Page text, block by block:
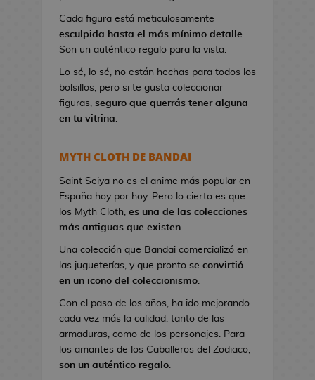
n
d
o
s
d
e
V
j
u
e
g
o
Cada figura está meticulosamente
esculpida hasta el más mínimo detalle.
Son un auténtico regalo para la vista.
Lo sé, lo sé, no están hechas para todos los
bolsillos, pero si te gusta coleccionar
figuras, seguro que querrás tener alguna
en tu vitrina.
MYTH CLOTH DE BANDAI
Saint Seiya no es el anime más popular en
España hoy por hoy. Pero lo cierto es que
los Myth Cloth, es una de las colecciones
más antiguas que existen.
Una colección que Bandai comercializó en
las jugueterías, y que pronto se convirtió
en un icono del coleccionismo.
Con el paso de los años, ha ido mejorando
cada vez más la calidad, tanto de las
armaduras, como de los personajes. Para
los amantes de los Caballeros del Zodiaco,
son un auténtico regalo.